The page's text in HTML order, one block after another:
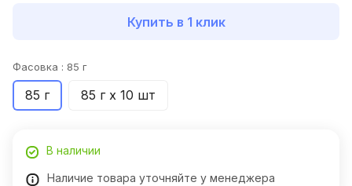
Купить в 1 клик
Фасовка : 85 г
85 г 85 г х 10 шт
В наличии
Наличие товара уточняйте у менеджера